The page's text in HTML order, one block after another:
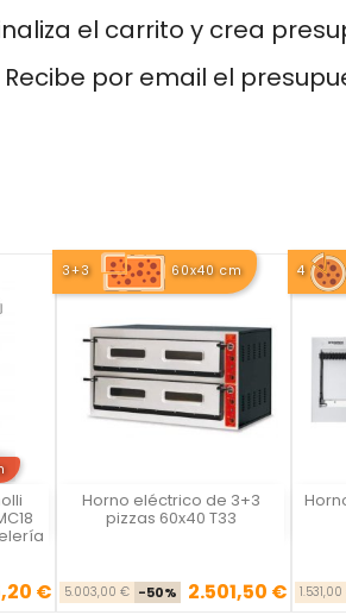
el carrito y crea
Recibe por email el
€

3+3 60x40 cm
Horno eléctrico de 3+3
pizzas 60x40 T33
Precio base
5.003,00 € -50% Precio
2.501,50 €

Vista rápida
4